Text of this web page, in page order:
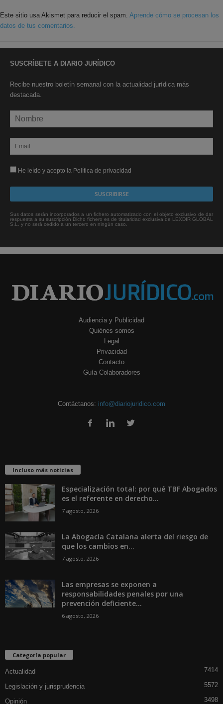
Este sitio usa Akismet para reducir el spam. Aprende cómo se procesan los
datos de tus comentarios.
SUSCRÍBETE A DIARIO JURÍDICO
Recibe nuestro boletín semanal con la actualidad jurídica más
destacada.
He leído y acepto la Política de privacidad
Sus datos serán incorporados a un fichero automatizado con el objeto exclusivo de dar
respuesta a su suscripción Dicho fichero es de titularidad exclusiva de LEXDIR GLOBAL
S.L. y no será cedido a un tercero en ningún caso.
Audiencia y Publicidad
Quiénes somos
Legal
Privacidad
Contacto
Guía Colaboradores
Contáctanos: info@diariojuridico.com
Incluso más noticias
Especialización total: por qué TBF Abogados
es el referente en derecho...
7 agosto, 2026
La Abogacía Catalana alerta del riesgo de
que los cambios en...
7 agosto, 2026
Las empresas se exponen a
responsabilidades penales por una
prevención deficiente...
6 agosto, 2026
Categoría popular
Actualidad 7414
Legislación y jurisprudencia 5572
Opinión 3498